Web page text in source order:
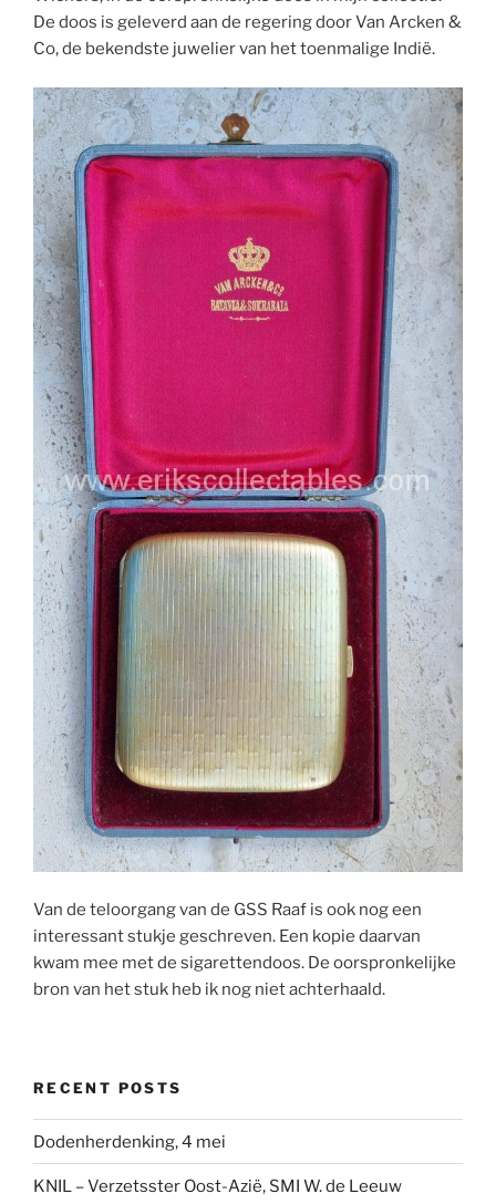
De doos is geleverd aan de regering door Van Arcken &
Co, de bekendste juwelier van het toenmalige Indië.
Van de teloorgang van de GSS Raaf is ook nog een
interessant stukje geschreven. Een kopie daarvan
kwam mee met de sigarettendoos. De oorspronkelijke
bron van het stuk heb ik nog niet achterhaald.
RECENT POSTS
Dodenherdenking, 4 mei
KNIL – Verzetsster Oost-Azië, SMI W. de Leeuw